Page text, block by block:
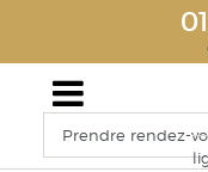
Prendre rendez-